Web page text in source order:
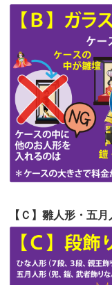
第56回人形供
第55回人形供
第54回人形供
第53回人形供
第52回人形供
第51回人形供
第50回人形供
第49回人形供
第48回人形供
第47回人形供
【Ｃ】雛人形・五